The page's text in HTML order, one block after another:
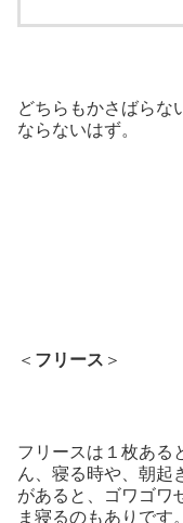
どちらもかさばらな
ならないはず。
＜ フリース ＞
フリースは１枚ある
ん、寝る時や、朝起
があると、ゴワゴワ
ま寝るのもありです。